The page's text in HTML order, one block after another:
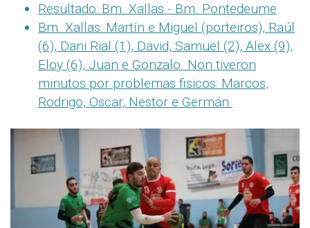
Resultado: Bm. Xallas - Bm. Pontedeume
Bm. Xallas: Martín e Miguel (porteiros), Raúl
(6), Dani Rial (1), David, Samuel (2), Alex (9),
Eloy (6), Juan e Gonzalo. Non tiveron
minutos por problemas fisicos: Marcos,
Rodrigo, Oscar, Nestor e Germán.